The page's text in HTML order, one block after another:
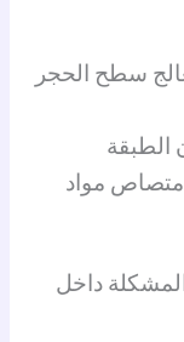
سطح الحجر
الطبقة
مواد
داخل